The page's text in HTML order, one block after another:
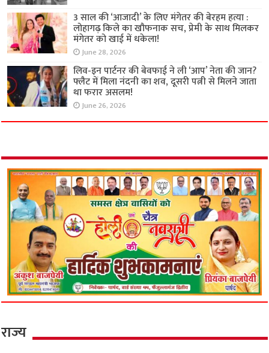
3 साल की ‘आजादी’ के लिए मंगेतर की बेरहम हत्या :
लोहागढ़ किले का खौफनाक सच, प्रेमी के साथ मिलकर
मंगेतर को खाई में धकेला!
June 28, 2026
लिव-इन पार्टनर की बेवफाई ने ली ‘आप’ नेता की जान?
फ्लैट में मिला नंदनी का शव, दूसरी पत्नी से मिलने जाता
था फरार असलम!
June 26, 2026
राज्य